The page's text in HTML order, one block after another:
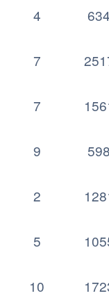
4
7
7
9
2
5
10